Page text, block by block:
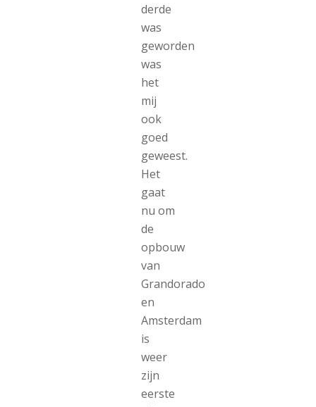
derde
was
geworden
was
het
mij
ook
goed
geweest.
Het
gaat
nu om
de
opbouw
van
Grandorado
en
Amsterdam
is
weer
zijn
eerste